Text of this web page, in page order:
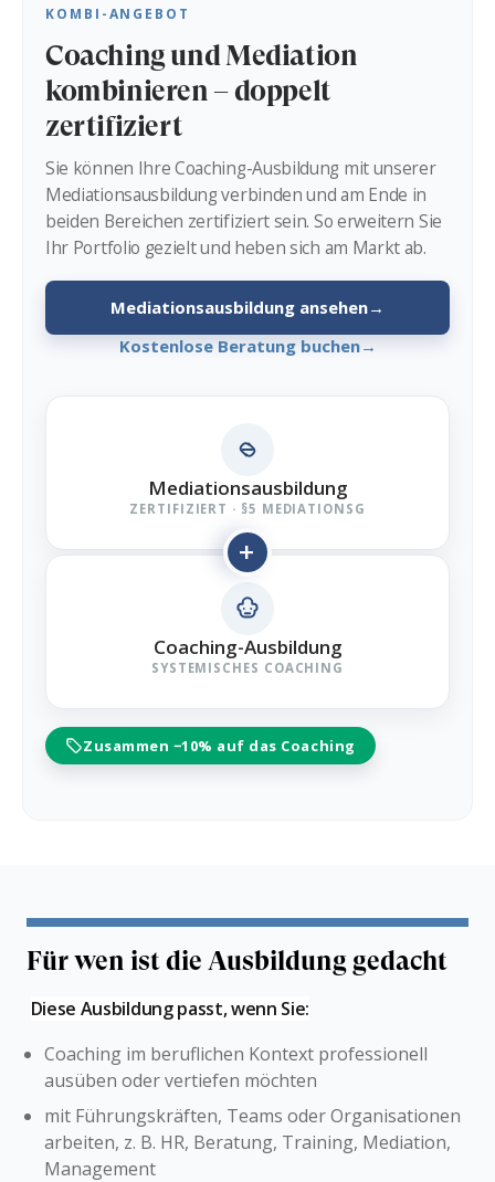
KOMBI-ANGEBOT
Coaching und Mediation
kombinieren – doppelt
zertifiziert
Sie können Ihre Coaching-Ausbildung mit unserer
Mediationsausbildung verbinden und am Ende in
beiden Bereichen zertifiziert sein. So erweitern Sie
Ihr Portfolio gezielt und heben sich am Markt ab.
Mediationsausbildung ansehen→
Kostenlose Beratung buchen→
Mediations­ausbildung
ZERTIFIZIERT · §5 MEDIATIONSG
+
Coaching-Ausbildung
SYSTEMISCHES COACHING
Zusammen −10% auf das Coaching
Für wen ist die Ausbildung gedacht
Diese Ausbildung passt, wenn Sie:
Coaching im beruflichen Kontext professionell
ausüben oder vertiefen möchten
mit Führungskräften, Teams oder Organisationen
arbeiten, z. B. HR, Beratung, Training, Mediation,
Management